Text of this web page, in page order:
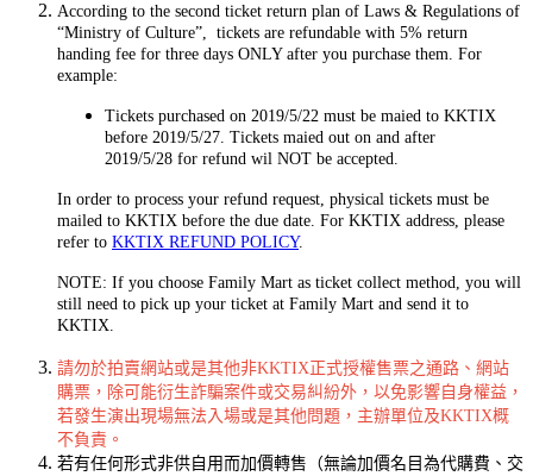
According to the second ticket return plan of Laws & Regulations of
“Ministry of Culture”, tickets are refundable with 5% return
handing fee for three days ONLY after you purchase them. For
example:
Tickets purchased on 2019/5/22 must be maied to KKTIX
before 2019/5/27. Tickets maied out on and after
2019/5/28 for refund wil NOT be accepted.
In order to process your refund request, physical tickets must be
mailed to KKTIX before the due date. For KKTIX address, please
refer to KKTIX REFUND POLICY.
NOTE: If you choose Family Mart as ticket collect method, you will
still need to pick up your ticket at Family Mart and send it to
KKTIX.
請勿於拍賣網站或是其他非KKTIX正式授權售票之通路、網站
購票，除可能衍生詐騙案件或交易糾紛外，以免影響自身權益，
若發生演出現場無法入場或是其他問題，主辦單位及KKTIX概
不負責。
若有任何形式非供自用而加價轉售（無論加價名目為代購費、交